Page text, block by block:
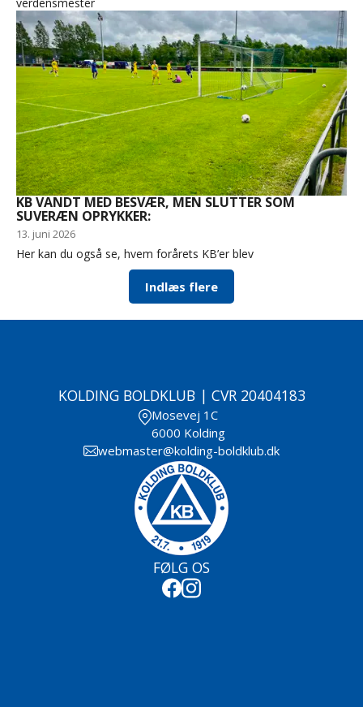
KB VANDT MED BESVÆR, MEN SLUTTER SOM
SUVERÆN OPRYKKER:
13. juni 2026
Her kan du også se, hvem forårets KB’er blev
Indlæs flere
KOLDING BOLDKLUB | CVR 20404183
Mosevej 1C
6000 Kolding
webmaster@kolding-boldklub.dk
FØLG OS